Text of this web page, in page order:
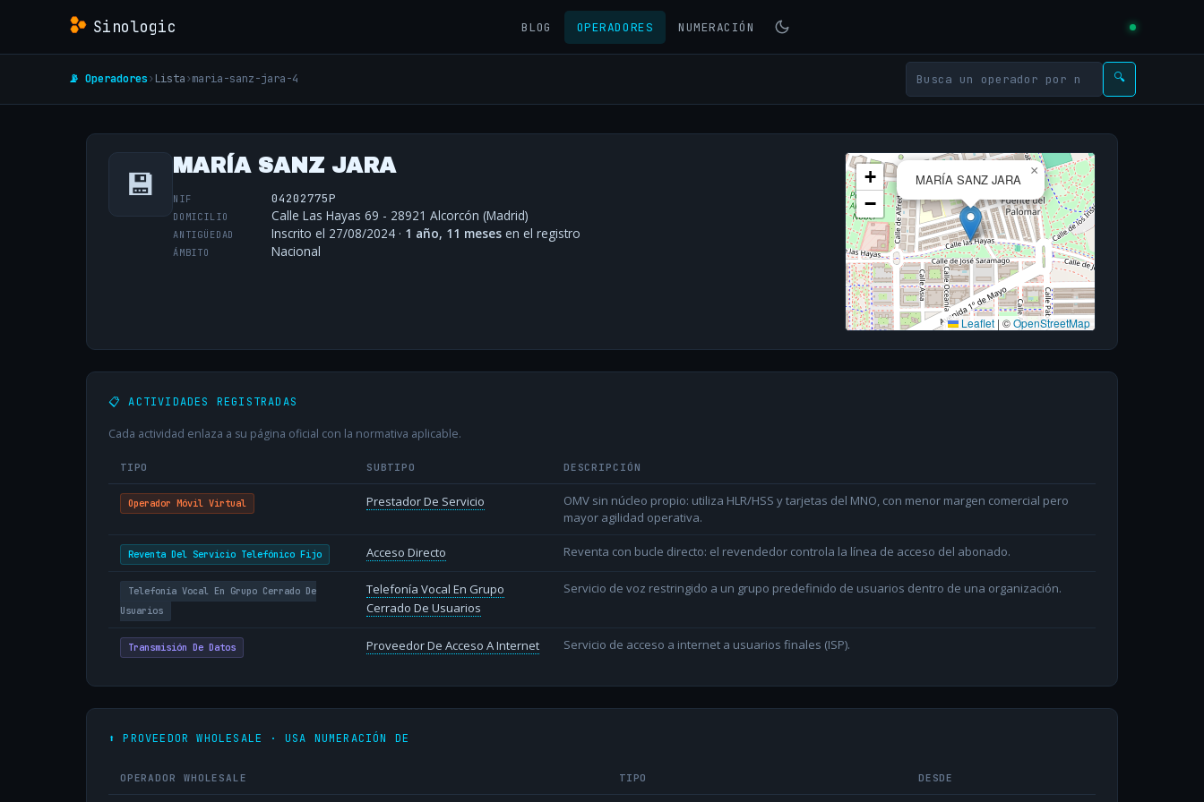
Sinologic BLOG OPERADORES NUMERACIÓN
📡 Operadores› Lista›maria-sanz-jara-4 🔍
💾 MARÍA SANZ JARA
NIF 04202775P
DOMICILIO Calle Las Hayas 69 - 28921 Alcorcón (Madrid)
ANTIGÜEDAD Inscrito el 27/08/2024 · 1 año, 11 meses en el registro
ÁMBITO Nacional
MARÍA SANZ JARA
×
+
−
Leaflet | ©OpenStreetMap
📋 ACTIVIDADES REGISTRADAS
Cada actividad enlaza a su página oficial con la normativa aplicable.
TIPO SUBTIPO DESCRIPCIÓN
Operador Móvil Virtual Prestador De Servicio
OMV sin núcleo propio: utiliza HLR/HSS y tarjetas del MNO, con menor margen comercial pero
mayor agilidad operativa.
Reventa Del Servicio Telefónico Fijo Acceso Directo Reventa con bucle directo: el revendedor controla la línea de acceso del abonado.
Telefonía Vocal En Grupo Cerrado De
Usuarios
Telefonía Vocal En Grupo
Cerrado De Usuarios
Servicio de voz restringido a un grupo predefinido de usuarios dentro de una organización.
Transmisión De Datos Proveedor De Acceso A Internet Servicio de acceso a internet a usuarios finales (ISP).
⬆️ PROVEEDOR WHOLESALE · USA NUMERACIÓN DE
OPERADOR WHOLESALE TIPO DESDE